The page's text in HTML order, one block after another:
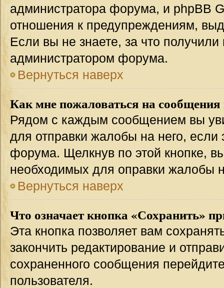
администратора форума, и phpBB
отношения к предупреждениям,
Если вы не знаете, за что
администратором форума.
Вернуться наверх
Как мне пожаловаться на сообщения
Рядом с каждым сообщением вы
для отправки жалобы на него,
форума. Щелкнув по этой кнопке,
необходимых для оправки жалобы
Вернуться наверх
Что означает кнопка «Сохранить»
Эта кнопка позволяет вам
закончить редактирование и
сохраненного сообщения
пользователя.